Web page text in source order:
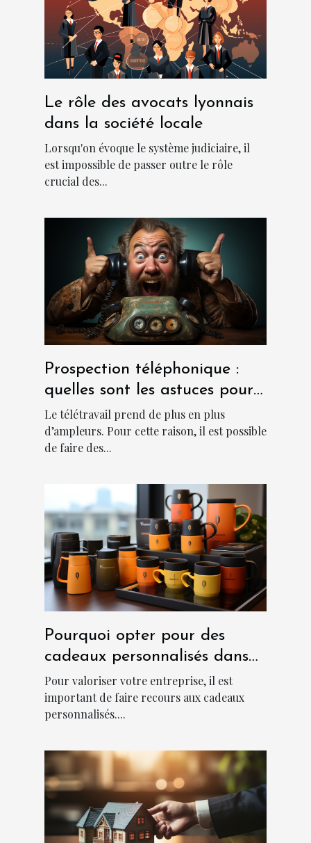
Le rôle des avocats lyonnais
dans la société locale
Lorsqu'on évoque le système judiciaire, il
est impossible de passer outre le rôle
crucial des...
Prospection téléphonique :
quelles sont les astuces pour
sa réussite ?
Le télétravail prend de plus en plus
d’ampleurs. Pour cette raison, il est possible
de faire des...
Pourquoi opter pour des
cadeaux personnalisés dans
une entreprise ?
Pour valoriser votre entreprise, il est
important de faire recours aux cadeaux
personnalisés....